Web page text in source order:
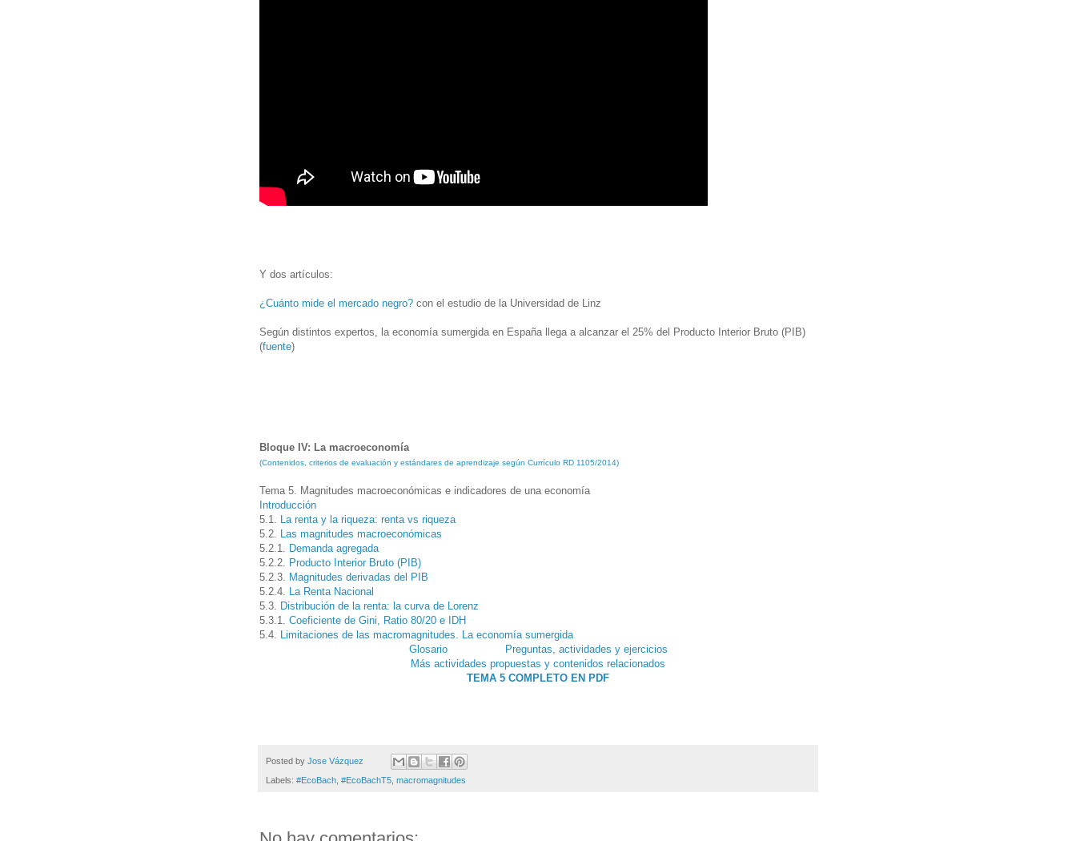
Y dos artículos:
¿Cuánto mide el mercado negro? con el estudio de la Universidad de Linz
Según distintos expertos, la economía sumergida en España llega a alcanzar el 25% del Producto Interior Bruto (PIB)
(fuente)
Bloque IV: La macroeconomía
(Contenidos, criterios de evaluación y estándares de aprendizaje según Currículo RD 1105/2014)
Tema 5. Magnitudes macroeconómicas e indicadores de una economía
Introducción
5.1. La renta y la riqueza: renta vs riqueza
5.2. Las magnitudes macroeconómicas
5.2.1. Demanda agregada
5.2.2. Producto Interior Bruto (PIB)
5.2.3. Magnitudes derivadas del PIB
5.2.4. La Renta Nacional
5.3. Distribución de la renta: la curva de Lorenz
5.3.1. Coeficiente de Gini, Ratio 80/20 e IDH
5.4. Limitaciones de las macromagnitudes. La economía sumergida
Glosario
Preguntas, actividades y ejercicios
Más actividades propuestas y contenidos relacionados
TEMA 5 COMPLETO EN PDF
Posted by Jose Vázquez
Labels: #EcoBach #EcoBachT5 macromagnitudes